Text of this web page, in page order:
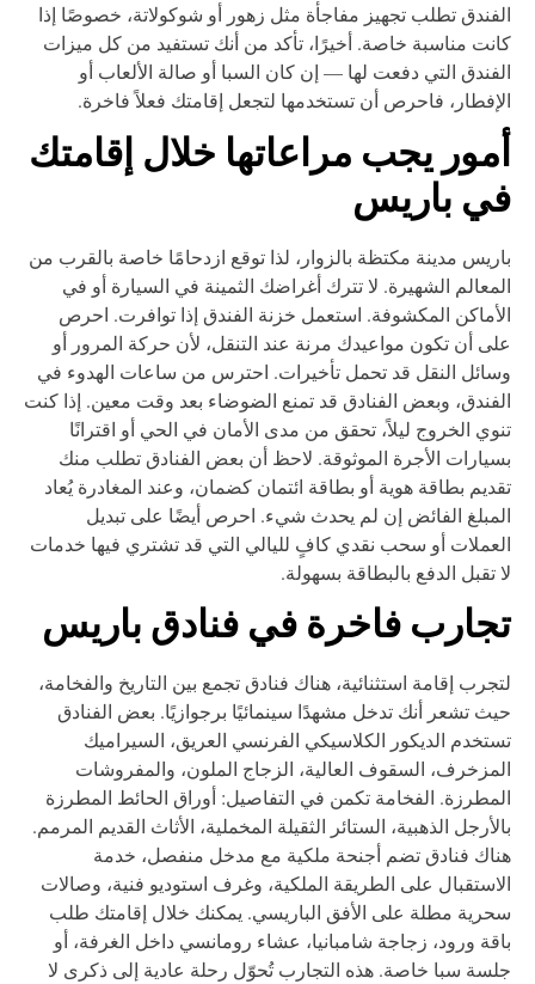
تطلب تجهيز مفاجأة مثل زهور أو شوكولاتة، خصوصًا إذا
مناسبة خاصة. أخيرًا، تأكد من أنك تستفيد من كل ميزات
التي دفعت لها — إن كان السبا أو صالة الألعاب أو
فاحرص أن تستخدمها لتجعل إقامتك فعلاً فاخرة.
يجب مراعاتها خلال إقامتك
باريس
مدينة مكتظة بالزوار، لذا توقع ازدحامًا خاصة بالقرب من
الشهيرة. لا تترك أغراضك الثمينة في السيارة أو في
المكشوفة. استعمل خزنة الفندق إذا توافرت. احرص
أن تكون مواعيدك مرنة عند التنقل، لأن حركة المرور أو
النقل قد تحمل تأخيرات. احترس من ساعات الهدوء في
وبعض الفنادق قد تمنع الضوضاء بعد وقت معين. إذا كنت
الخروج ليلاً، تحقق من مدى الأمان في الحي أو اقترانًا
الأجرة الموثوقة. لاحظ أن بعض الفنادق تطلب منك
بطاقة هوية أو بطاقة ائتمان كضمان، وعند المغادرة يُعاد
الفائض إن لم يحدث شيء. احرص أيضًا على تبديل
أو سحب نقدي كافٍ لليالي التي قد تشتري فيها خدمات
تقبل الدفع بالبطاقة بسهولة.
فاخرة في فنادق باريس
إقامة استثنائية، هناك فنادق تجمع بين التاريخ والفخامة،
تشعر أنك تدخل مشهدًا سينمائيًا برجوازيًا. بعض الفنادق
الديكور الكلاسيكي الفرنسي العريق، السيراميك
السقوف العالية، الزجاج الملون، والمفروشات
الفخامة تكمن في التفاصيل: أوراق الحائط المطرزة
الذهبية، الستائر الثقيلة المخملية، الأثاث القديم المرمم.
فنادق تضم أجنحة ملكية مع مدخل منفصل، خدمة
على الطريقة الملكية، وغرف استوديو فنية، وصالات
مطلة على الأفق الباريسي. يمكنك خلال إقامتك طلب
ورود، زجاجة شامبانيا، عشاء رومانسي داخل الغرفة، أو
سبا خاصة. هذه التجارب تُحوّل رحلة عادية إلى ذكرى لا